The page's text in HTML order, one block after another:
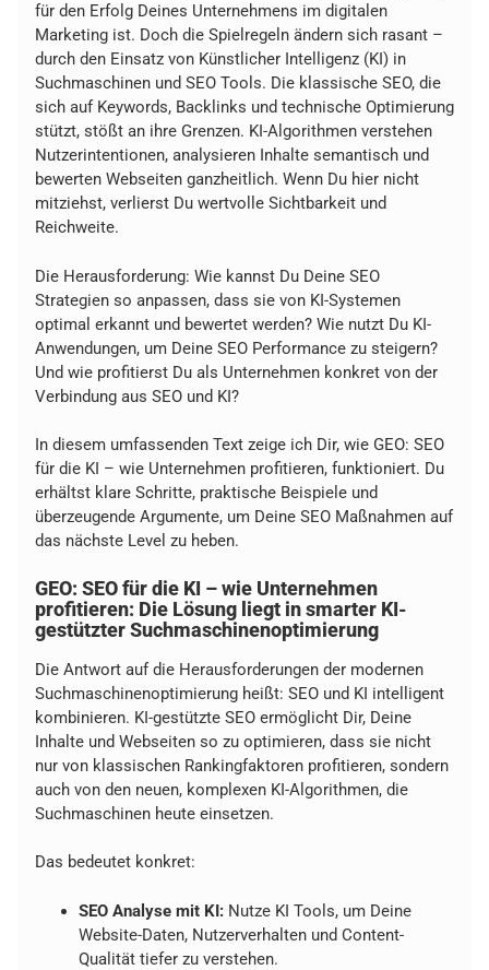
für den Erfolg Deines Unternehmens im digitalen
Marketing ist. Doch die Spielregeln ändern sich rasant –
durch den Einsatz von Künstlicher Intelligenz (KI) in
Suchmaschinen und SEO Tools. Die klassische SEO, die
sich auf Keywords, Backlinks und technische Optimierung
stützt, stößt an ihre Grenzen. KI-Algorithmen verstehen
Nutzerintentionen, analysieren Inhalte semantisch und
bewerten Webseiten ganzheitlich. Wenn Du hier nicht
mitziehst, verlierst Du wertvolle Sichtbarkeit und
Reichweite.
Die Herausforderung: Wie kannst Du Deine SEO
Strategien so anpassen, dass sie von KI-Systemen
optimal erkannt und bewertet werden? Wie nutzt Du KI-
Anwendungen, um Deine SEO Performance zu steigern?
Und wie profitierst Du als Unternehmen konkret von der
Verbindung aus SEO und KI?
In diesem umfassenden Text zeige ich Dir, wie GEO: SEO
für die KI – wie Unternehmen profitieren, funktioniert. Du
erhältst klare Schritte, praktische Beispiele und
überzeugende Argumente, um Deine SEO Maßnahmen auf
das nächste Level zu heben.
GEO: SEO für die KI – wie Unternehmen
profitieren: Die Lösung liegt in smarter KI-
gestützter Suchmaschinenoptimierung
Die Antwort auf die Herausforderungen der modernen
Suchmaschinenoptimierung heißt: SEO und KI intelligent
kombinieren. KI-gestützte SEO ermöglicht Dir, Deine
Inhalte und Webseiten so zu optimieren, dass sie nicht
nur von klassischen Rankingfaktoren profitieren, sondern
auch von den neuen, komplexen KI-Algorithmen, die
Suchmaschinen heute einsetzen.
Das bedeutet konkret:
SEO Analyse mit KI: Nutze KI Tools, um Deine
Website-Daten, Nutzerverhalten und Content-
Qualität tiefer zu verstehen.